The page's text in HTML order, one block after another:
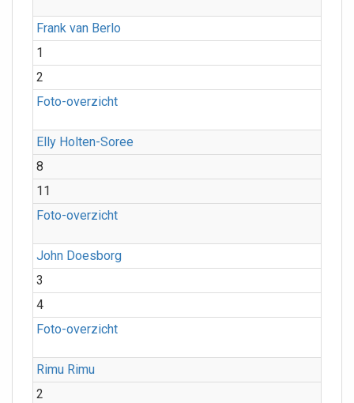
Frank van Berlo
1
2
Foto-overzicht
Elly Holten-Soree
8
11
Foto-overzicht
John Doesborg
3
4
Foto-overzicht
Rimu Rimu
2